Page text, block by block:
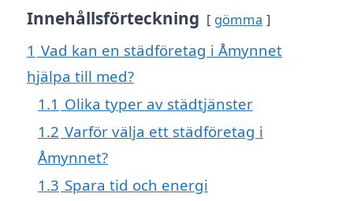
Innehållsförteckning gömma
1 Vad kan en städföretag i Åmynnet
hjälpa till med?
1.1 Olika typer av städtjänster
1.2 Varför välja ett städföretag i
Åmynnet?
1.3 Spara tid och energi